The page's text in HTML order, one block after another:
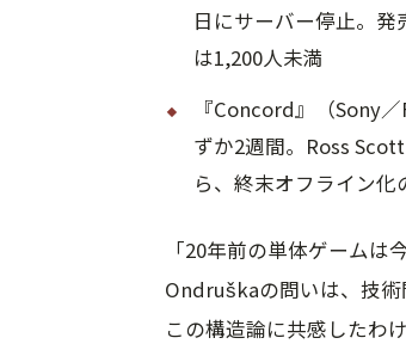
日にサーバー停止。
は1,200人未満
『Concord』（Sony
ずか2週間。Ross
ら、終末オフライン
「20年前の単体ゲームは
Ondruškaの問いは、技
この構造論に共感したわけ